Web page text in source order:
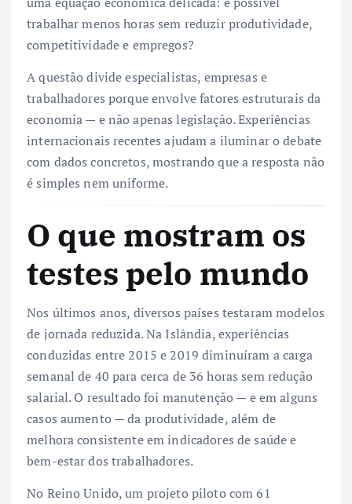
trabalhar menos horas sem reduzir produtividade,
competitividade e empregos?
A questão divide especialistas, empresas e
trabalhadores porque envolve fatores estruturais da
economia — e não apenas legislação. Experiências
internacionais recentes ajudam a iluminar o debate
com dados concretos, mostrando que a resposta não
é simples nem uniforme.
O que mostram os
testes pelo mundo
Nos últimos anos, diversos países testaram modelos
de jornada reduzida. Na Islândia, experiências
conduzidas entre 2015 e 2019 diminuíram a carga
semanal de 40 para cerca de 36 horas sem redução
salarial. O resultado foi manutenção — e em alguns
casos aumento — da produtividade, além de
melhora consistente em indicadores de saúde e
bem-estar dos trabalhadores.
No Reino Unido, um projeto piloto com 61